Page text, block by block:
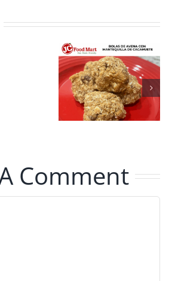
para el
verano:
Receta de
frijoles
negros
Comment